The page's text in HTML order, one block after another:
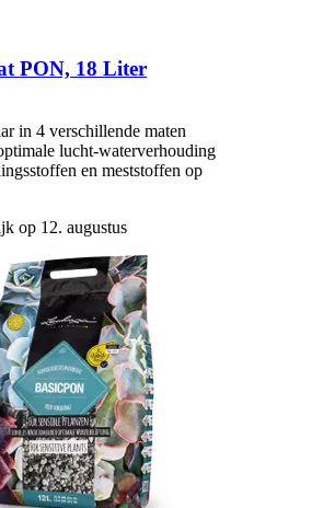
PON, 18 Liter
in 4 verschillende maten
lucht-waterverhouding
en meststoffen op
op 12. augustus